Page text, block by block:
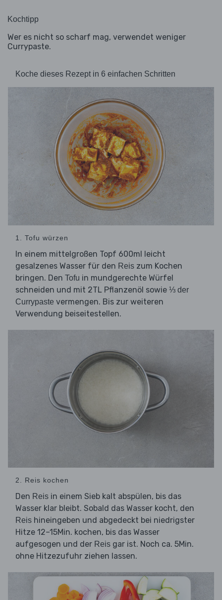
Kochtipp
Wer es nicht so scharf mag, verwendet weniger
Currypaste.
Koche dieses Rezept in 6 einfachen Schritten
1. Tofu würzen
In einem mittelgroßen Topf 600ml leicht
gesalzenes Wasser für den Reis zum Kochen
bringen. Den Tofu in mundgerechte Würfel
schneiden und mit 2TL Pflanzenöl sowie ⅓ der
Currypaste vermengen. Bis zur weiteren
Verwendung beiseitestellen.
2. Reis kochen
Den Reis in einem Sieb kalt abspülen, bis das
Wasser klar bleibt. Sobald das Wasser kocht, den
Reis hineingeben und abgedeckt bei niedrigster
Hitze 12–15Min. kochen, bis das Wasser
aufgesogen und der Reis gar ist. Noch ca. 5Min.
ohne Hitzezufuhr ziehen lassen.